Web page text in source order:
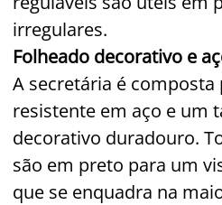
irregulares.
Folheado decorativo e
A secretária é
resistente em aço e um
decorativo duradouro.
são em preto para um
que se enquadra na